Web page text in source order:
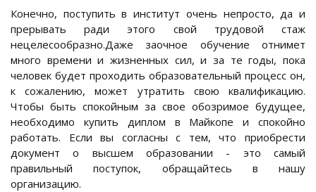
Конечно, поступить в институт очень непросто, да и
прерывать ради этого свой трудовой стаж
нецелесообразно.Даже заочное обучение отнимет
много времени и жизненных сил, и за те годы, пока
человек будет проходить образовательный процесс он,
к сожалению, может утратить свою квалификацию.
Чтобы быть спокойным за свое обозримое будущее,
необходимо купить диплом в Майкопе и спокойно
работать. Если вы согласны с тем, что приобрести
документ о высшем образовании - это самый
правильный поступок, обращайтесь в нашу
организацию.